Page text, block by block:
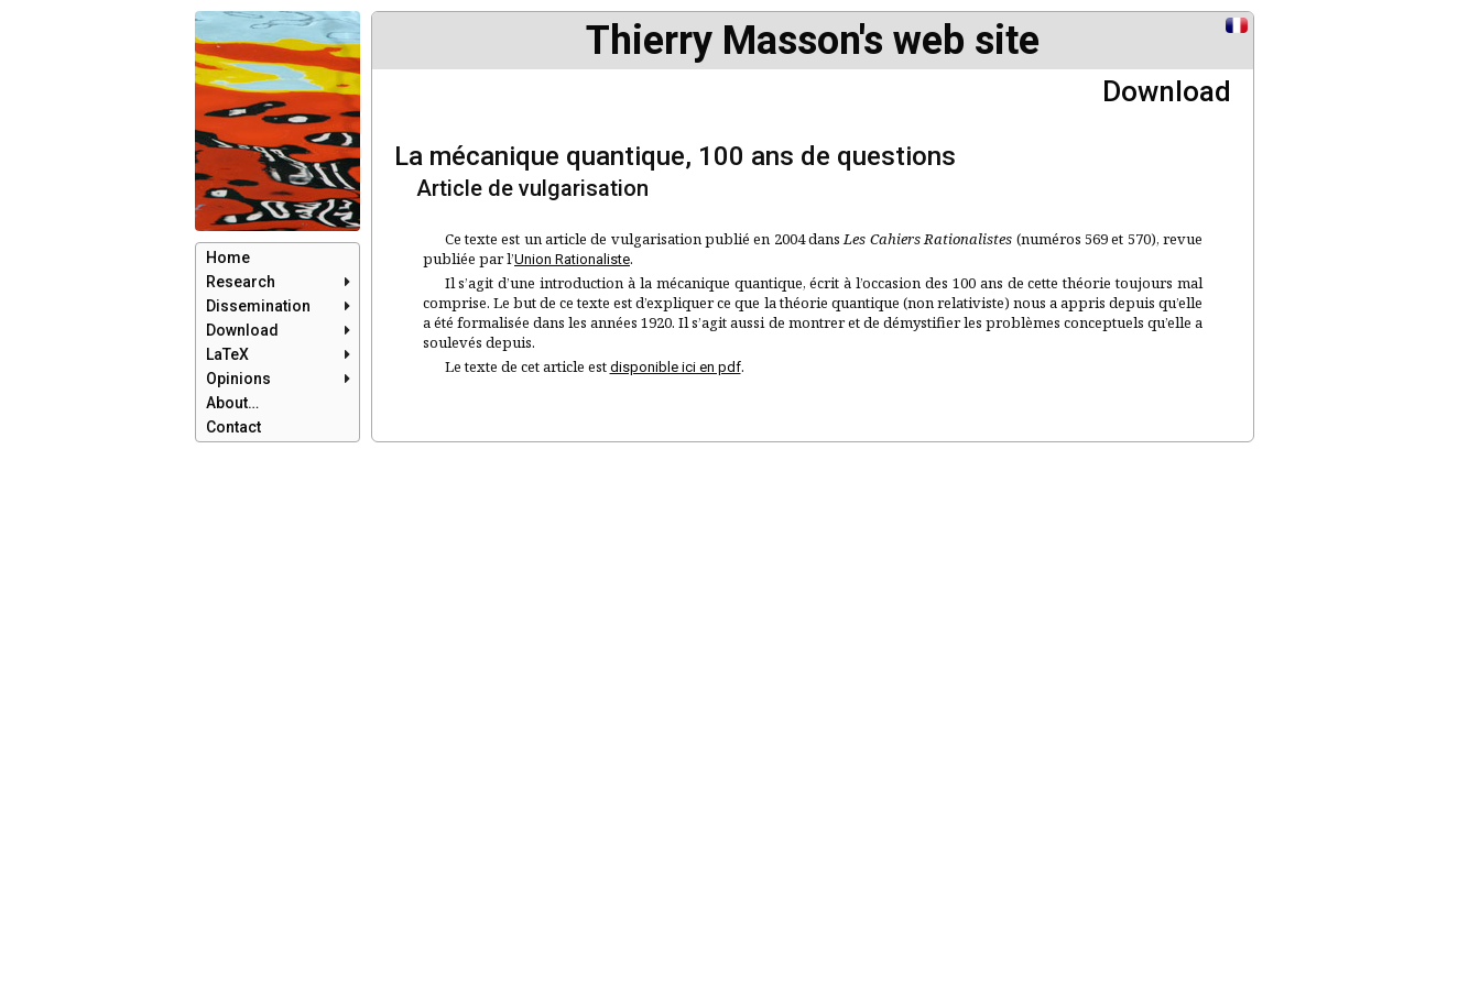
Home
Research
Dissemination
Download
LaTeX
Opinions
About…
Contact
Thierry Masson's web site
Download
La mécanique quantique, 100 ans de questions
Article de vulgarisation
Ce texte est un article de vulgarisation publié en 2004 dansLes Cahiers Rationalistes (numéros 569 et 570), revue
publiée par l’Union Rationaliste.
Il s’agit d’une introduction à la mécanique quantique, écrit à l’occasion des 100 ans de cette théorie toujours mal
comprise. Le but de ce texte est d’expliquer ce que la théorie quantique (non relativiste) nous a appris depuis qu’elle
a été formalisée dans les années 1920. Il s’agit aussi de montrer et de démystifier les problèmes conceptuels qu’elle a
soulevés depuis.
Le texte de cet article est disponible ici en pdf.